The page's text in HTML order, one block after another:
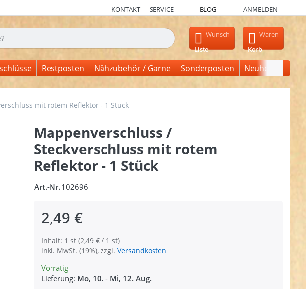
KONTAKT SERVICE BLOG ANMELDEN
ein. Während Sie tippen, erscheinen automatisch erste Ergebnisse. Drücken Sie die
Wunsch
Liste
Waren
Korb
Restposten Nähzubehör / Garne Sonderposten Neuheiten
mit rotem Reflektor - 1 Stück
Mappenverschluss /
Steckverschluss mit rotem
Reflektor - 1 Stück
Art.-Nr. 102696
2,49 €
Inhalt: 1 st (2,49 € / 1 st)
inkl. MwSt. (19%), zzgl. Versandkosten
Vorrätig
Lieferung: Mo, 10. - Mi, 12. Aug.